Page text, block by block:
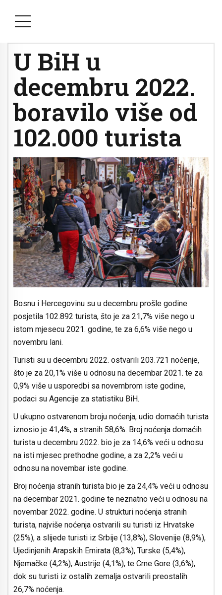
U BiH u
decembru 2022.
boravilo više od
102.000 turista
Bosnu i Hercegovinu su u decembru prošle godine
posjetila 102.892 turista, što je za 21,7% više nego u
istom mjesecu 2021. godine, te za 6,6% više nego u
novembru lani.
Turisti su u decembru 2022. ostvarili 203.721 noćenje,
što je za 20,1% više u odnosu na decembar 2021. te za
0,9% više u usporedbi sa novembrom iste godine,
podaci su Agencije za statistiku BiH.
U ukupno ostvarenom broju noćenja, udio domaćih turista
iznosio je 41,4%, a stranih 58,6%. Broj noćenja domaćih
turista u decembru 2022. bio je za 14,6% veći u odnosu
na isti mjesec prethodne godine, a za 2,2% veći u
odnosu na novembar iste godine.
Broj noćenja stranih turista bio je za 24,4% veći u odnosu
na decembar 2021. godine te neznatno veći u odnosu na
novembar 2022. godine. U strukturi noćenja stranih
turista, najviše noćenja ostvarili su turisti iz Hrvatske
(25%), a slijede turisti iz Srbije (13,8%), Slovenije (8,9%),
Ujedinjenih Arapskih Emirata (8,3%), Turske (5,4%),
Njemačke (4,2%), Austrije (4,1%), te Crne Gore (3,6%),
dok su turisti iz ostalih zemalja ostvarili preostalih
26,7% noćenja.